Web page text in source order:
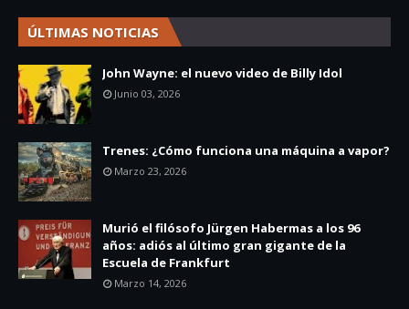
ÚLTIMAS NOTICIAS
John Wayne: el nuevo video de Billy Idol
Junio 03, 2026
Trenes: ¿Cómo funciona una máquina a vapor?
Marzo 23, 2026
Murió el filósofo Jürgen Habermas a los 96
años: adiós al último gran gigante de la
Escuela de Frankfurt
Marzo 14, 2026